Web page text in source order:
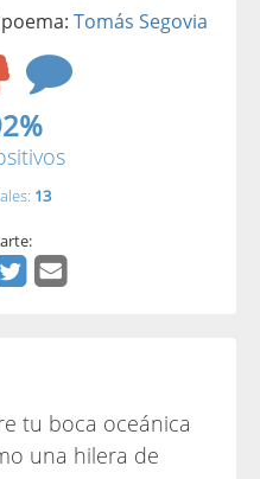
Tomás Segovia
13
tu boca oceánica
una hilera de